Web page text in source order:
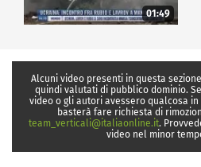
01:49
Alcuni video presenti in questa
quindi valutati di pubblico dominio.
video o gli autori avessero qualcosa
basterà fare richiesta di
team_verticali@italiaonline.it.
video nel minor